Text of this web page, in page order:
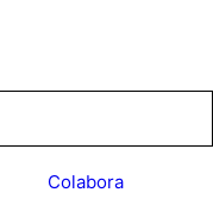
Colabora